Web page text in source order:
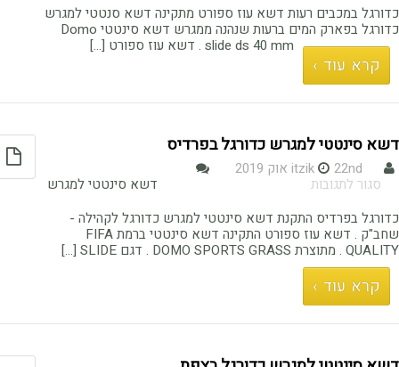
סינטטי
למגרש
כדורגל
כדורגל במכבים רעות דשא עוז ספורט מתקינה דשא סנטטי למגרש
כדורגל בפארק המים ברעות שנהנה ממגרש דשא סינטטי Domo
slide ds 40 mm . דשא עוז ספורט [...]
קרא עוד ›
דשא סינטטי למגרש כדורגל בפרדיס
itzik
22nd אוק 2019
סגור לתגובות
סינטטי
למגרש
כדורגל
בפרדיס
דשא סינטטי למגרש
כדורגל בפרדיס התקנת דשא סינטטי למגרש כדורגל לקהילה -
שחב"ק . דשא עוז ספורט התקינה דשא סינטטי ברמת FIFA
QUALITY . מתוצרת DOMO SPORTS GRASS . דגם SLIDE [...]
קרא עוד ›